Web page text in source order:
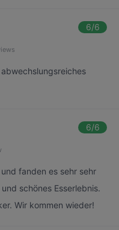
6/6
6/6
fanden es sehr sehr
schönes Esserlebnis.
Wir kommen wieder!